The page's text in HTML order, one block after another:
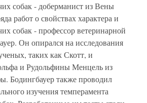
собак - доберманист из Вены
работ о свойствах характера и
собак - профессор ветеринарной
Он опирался на исследования
таких как Скотт, и
и Рудольфины Менцель из
Бодингбауер также проводил
изучения темперамента